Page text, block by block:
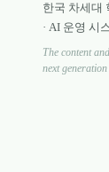
한국 차세대
· AI 운영 시
The content
next